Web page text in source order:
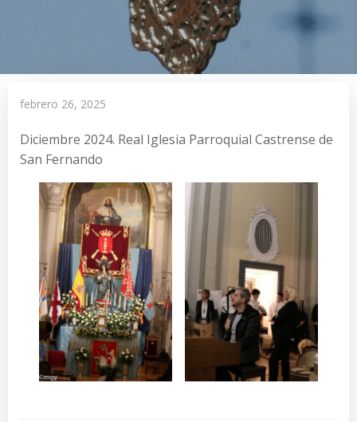
febrero 26, 2025
Diciembre 2024. Real Iglesia Parroquial Castrense de
San Fernando